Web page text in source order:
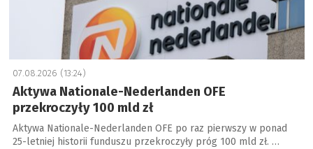
07.08.2026 (13:24)
Aktywa Nationale-Nederlanden OFE
przekroczyły 100 mld zł
Aktywa Nationale-Nederlanden OFE po raz pierwszy w ponad
25-letniej historii funduszu przekroczyły próg 100 mld zł. …